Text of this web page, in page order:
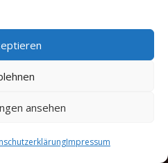
ansehen
Impressum
Dr. Schmelzer |